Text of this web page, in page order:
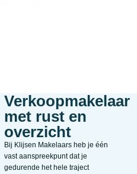
Verkoopmakelaar
met rust en
overzicht
Bij Klijsen Makelaars heb je één
vast aanspreekpunt dat je
gedurende het hele traject